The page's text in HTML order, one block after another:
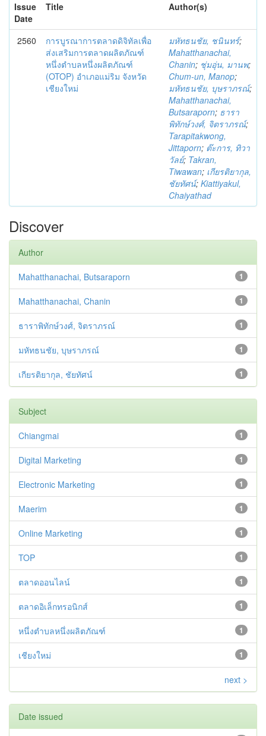
Issue
Date
Title Author(s)
2560
การบูรณาการตลาดดิจิทัลเพื่อ
ส่งเสริมการตลาดผลิตภัณฑ์
หนึ่งตำบลหนึ่งผลิตภัณฑ์
(OTOP) อำเภอแม่ริม จังหวัด
เชียงใหม่
มหัทธนชัย, ชนินทร์;
Mahatthanachai,
Chanin; ชุ่มอุ่น, มานพ;
Chum-un, Manop;
มหัทธนชัย, บุษราภรณ์;
Mahatthanachai,
Butsaraporn; ธารา
พิทักษ์วงศ์, จิตราภรณ์;
Tarapitakwong,
Jittaporn; ต๊ะการ, ทิวา
วัลย์; Takran,
Tiwawan; เกียรติยากุล,
ชัยทัศน์; Kiattiyakul,
Chaiyathad
Discover
Author
1
Mahatthanachai, Butsaraporn
1
Mahatthanachai, Chanin
1
ธาราพิทักษ์วงศ์, จิตราภรณ์
1
มหัทธนชัย, บุษราภรณ์
1
เกียรติยากุล, ชัยทัศน์
Subject
1
Chiangmai
1
Digital Marketing
1
Electronic Marketing
1
Maerim
1
Online Marketing
1
TOP
1
ตลาดออนไลน์
1
ตลาดอิเล็กทรอนิกส์
1
หนึ่งตำบลหนึ่งผลิตภัณฑ์
1
เชียงใหม่
next >
Date issued